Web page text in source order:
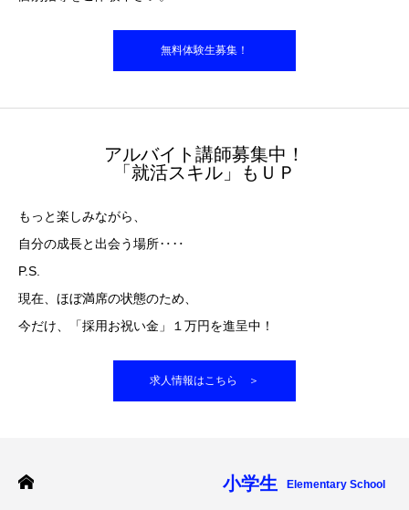
無料体験生募集！
アルバイト講師募集中！
「就活スキル」もＵＰ
もっと楽しみながら、
自分の成長と出会う場所‥‥
P.S.
現在、ほぼ満席の状態のため、
今だけ、「採用お祝い金」１万円を進呈中！
求人情報はこちら ＞
小学生 Elementary School